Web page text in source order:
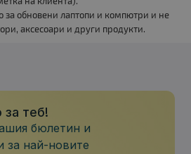
за обновени лаптопи и компютри и не
аксесоари и други продукти.
теб!
бюлетин и
за най-новите